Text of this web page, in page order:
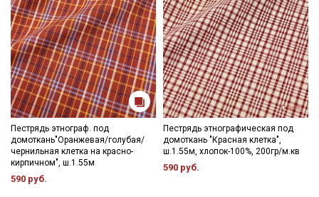
Пестрядь этнограф. под
домоткань"Оранжевая/голубая/
чернильная клетка на красно-
кирпичном", ш.1.55м
590 руб.
Пестрядь этнографическая под
домоткань "Красная клетка",
ш.1.55м, хлопок-100%, 200гр/м.кв
590 руб.